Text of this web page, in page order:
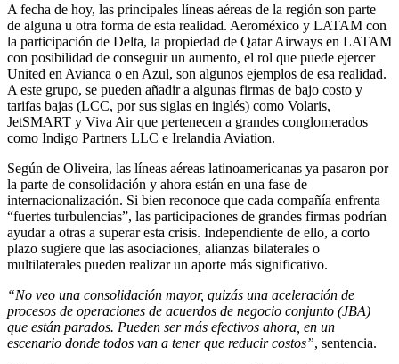
A fecha de hoy, las principales líneas aéreas de la región son parte
de alguna u otra forma de esta realidad. Aeroméxico y LATAM con
la participación de Delta, la propiedad de Qatar Airways en LATAM
con posibilidad de conseguir un aumento, el rol que puede ejercer
United en Avianca o en Azul, son algunos ejemplos de esa realidad.
A este grupo, se pueden añadir a algunas firmas de bajo costo y
tarifas bajas (LCC, por sus siglas en inglés) como Volaris,
JetSMART y Viva Air que pertenecen a grandes conglomerados
como Indigo Partners LLC e Irelandia Aviation.
Según de Oliveira, las líneas aéreas latinoamericanas ya pasaron por
la parte de consolidación y ahora están en una fase de
internacionalización. Si bien reconoce que cada compañía enfrenta
“fuertes turbulencias”, las participaciones de grandes firmas podrían
ayudar a otras a superar esta crisis. Independiente de ello, a corto
plazo sugiere que las asociaciones, alianzas bilaterales o
multilaterales pueden realizar un aporte más significativo.
“No veo una consolidación mayor, quizás una aceleración de
procesos de operaciones de acuerdos de negocio conjunto (JBA)
que están parados. Pueden ser más efectivos ahora, en un
escenario donde todos van a tener que reducir costos”, sentencia.